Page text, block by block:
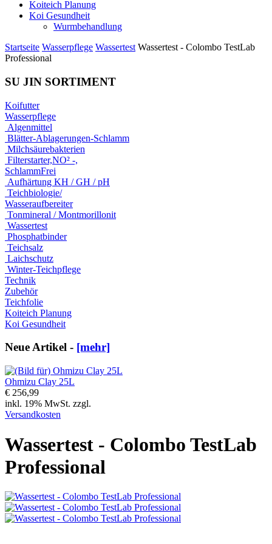
Koiteich Planung
Koi Gesundheit
Wurmbehandlung
Startseite Wasserpflege Wassertest Wassertest - Colombo TestLab
Professional
SU JIN SORTIMENT
Koifutter
Wasserpflege
Algenmittel
Blätter-Ablagerungen-Schlamm
Milchsäurebakterien
Filterstarter,NO² -,
SchlammFrei
Aufhärtung KH / GH / pH
Teichbiologie/
Wasseraufbereiter
Tonmineral / Montmorillonit
Wassertest
Phosphatbinder
Teichsalz
Laichschutz
Winter-Teichpflege
Technik
Zubehör
Teichfolie
Koiteich Planung
Koi Gesundheit
Neue Artikel - [mehr]
Ohmizu Clay 25L
€ 256,99
inkl. 19% MwSt. zzgl.
Versandkosten
Wassertest - Colombo TestLab
Professional